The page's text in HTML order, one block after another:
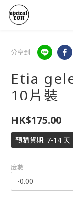
分享到
Etia
10片裝
HK$175.00
預購貨期: 7-14 天
度數